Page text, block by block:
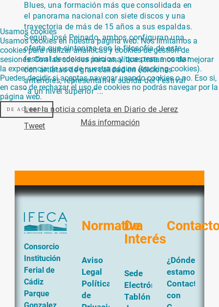
Blues, una formación más que consolidada en
el panorama nacional con siete discos y una
trayectoria de más de 15 años a sus espaldas.
Según José Peinado, ambos configuran una
oferta que sintoniza con la filosofía de este
festival desde sus inicios, y que pese a contar
con artistas de gran calidad en ediciones
anteriores, representan la subida del Festival
“a un nivel superior”...
Leer la noticia completa en Diario de Jerez
Tweet
Consorcio
Institución
Ferial de
Cádiz
Parque
Normativa
Aviso
Legal
Política
de
De
Interés
Sede
Electrónica
Tablón
¿Dónde
estamos?
Contacta
con
Usamos cookies
Usamos cookies en nuestra página web. Nos limitamos a
cookies para realizar analíticas y cookies de gestión de
sesiones. Con las cookies para analíticas tratamos de mejorar
la experiencia de uso de nuestra página (tracking cookies).
Puedes decidir si aceptas navegar usando cookies o no. Eso si,
en caso de rechazar el uso de cookies no podrás navegar por la
página web.
DE ACUERDO
Más información